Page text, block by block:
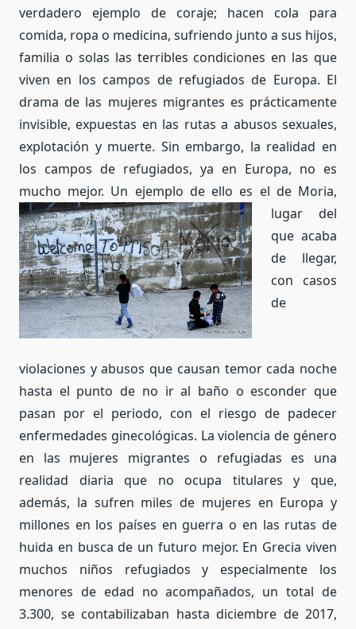
verdadero ejemplo de coraje; hacen cola para
comida, ropa o medicina, sufriendo junto a sus hijos,
familia o solas las terribles condiciones en las que
viven en los campos de refugiados de Europa. El
drama de las mujeres migrantes es prácticamente
invisible, expuestas en las rutas a abusos sexuales,
explotación y muerte. Sin embargo, la realidad en
los campos de refugiados, ya en Europa, no es
mucho mejor. Un ejemplo de ello es el de Moria,
lugar del
que acaba
de llegar,
con casos
de
violaciones y abusos que causan temor cada noche
hasta el punto de no ir al baño o esconder que
pasan por el periodo, con el riesgo de padecer
enfermedades ginecológicas. La violencia de género
en las mujeres migrantes o refugiadas es una
realidad diaria que no ocupa titulares y que,
además, la sufren miles de mujeres en Europa y
millones en los países en guerra o en las rutas de
huida en busca de un futuro mejor. En Grecia viven
muchos niños refugiados y especialmente los
menores de edad no acompañados, un total de
3.300, se contabilizaban hasta diciembre de 2017,